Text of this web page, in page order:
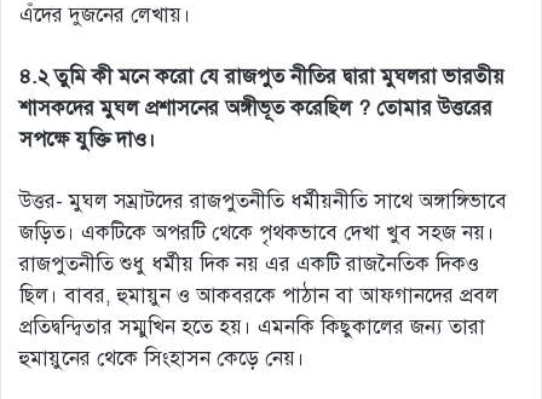
এঁদের দুজনের লেখায়।
৪.২ তুমি কী মনে করো যে রাজপুত নীতির দ্বারা মুঘলরা ভারতীয়
শাসকদের মুঘল প্রশাসনের অঙ্গীভূত করেছিল ? তোমার উত্তরের
সপক্ষে যুক্তি দাও।
উত্তর- মুঘল সম্রাটদের রাজপুতনীতি ধর্মীয়নীতি সাথে অঙ্গাঙ্গিভাবে
জড়িত। একটিকে অপরটি থেকে পৃথকভাবে দেখা খুব সহজ নয়।
রাজপুতনীতি শুধু ধর্মীয় দিক নয় এর একটি রাজনৈতিক দিকও
ছিল। বাবর, হুমায়ুন ও আকবরকে পাঠান বা আফগানদের প্রবল
প্রতিদ্বন্দ্বিতার সম্মুখিন হতে হয়। এমনকি কিছুকালের জন্য তারা
হুমায়ুনের থেকে সিংহাসন কেড়ে নেয়।